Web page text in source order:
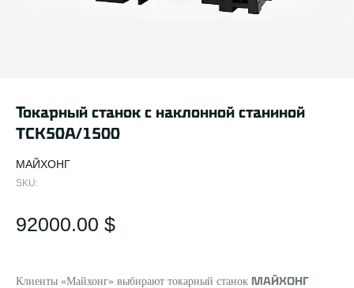
Токарный станок с наклонной станиной
TCK50A/1500
МАЙХОНГ
SKU:
92000.00 $
Клиенты «Майхонг» выбирают токарный станок МАЙХОНГ